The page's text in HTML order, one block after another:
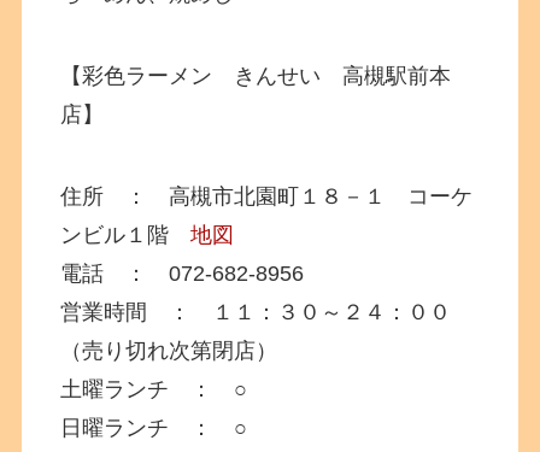
【彩色ラーメン きんせい 高槻駅前本
店】
住所 ： 高槻市北園町１８－１ コーケ
ンビル１階地図
電話 ： 072-682-8956
営業時間 ： １１：３０～２４：００
（売り切れ次第閉店）
土曜ランチ ： ○
日曜ランチ ： ○